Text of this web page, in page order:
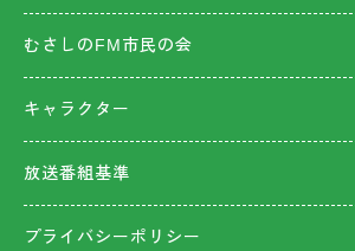
むさしのFM市民の会
キャラクター
放送番組基準
プライバシーポリシー